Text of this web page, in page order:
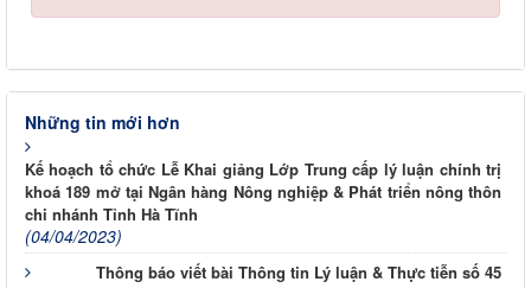
Những tin mới hơn
Kế hoạch tổ chức Lễ Khai giảng Lớp Trung cấp lý luận chính trị
khoá 189 mở tại Ngân hàng Nông nghiệp & Phát triển nông thôn
chi nhánh Tỉnh Hà Tĩnh
(04/04/2023)
Thông báo viết bài Thông tin Lý luận & Thực tiễn số 45